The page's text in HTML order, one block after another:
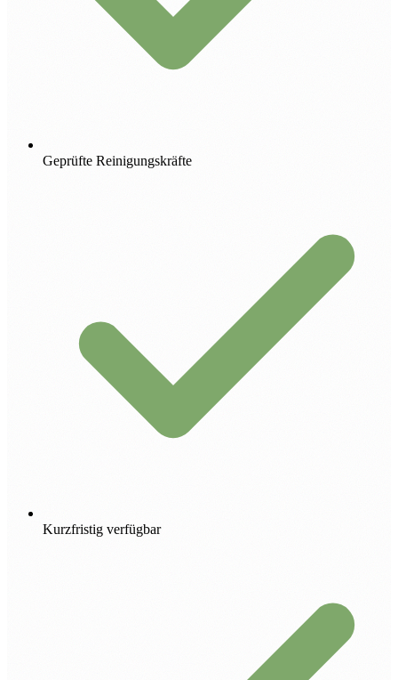
Geprüfte Reinigungskräfte
Kurzfristig verfügbar